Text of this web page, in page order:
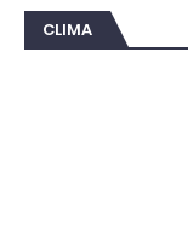
CLIMA